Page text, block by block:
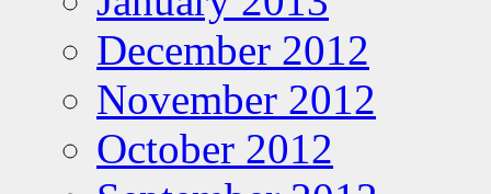
December 2012
November 2012
October 2012